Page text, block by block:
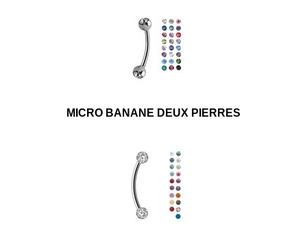
MICRO BANANE DEUX PIERRES